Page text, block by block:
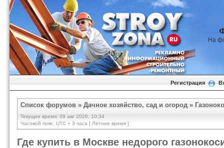
На
Регистрация
Список форумов » Дачное хозяйство, сад и огород »
Текущее время: 09 авг 2026, 10:34
Часовой пояс: UTC + 3 часа [ Летнее время ]
Где купить в Москве недорого